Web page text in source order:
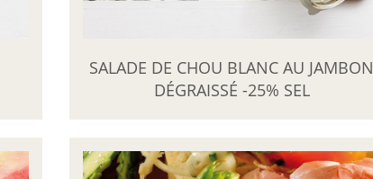
SALADE DE CHOU BLANC AU JAMBON
DÉGRAISSÉ -25% SEL